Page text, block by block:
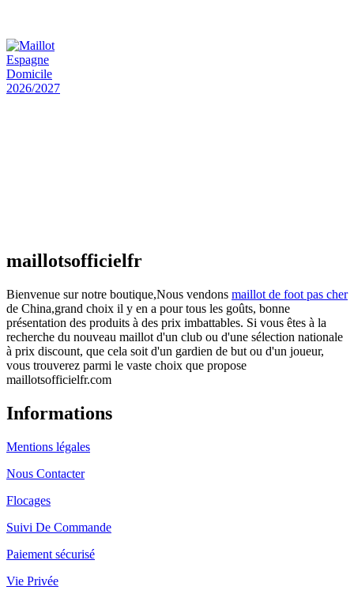
maillotsofficielfr
Bienvenue sur notre boutique,Nous vendons maillot de foot pas cher
de China,grand choix il y en a pour tous les goûts, bonne
présentation des produits à des prix imbattables. Si vous êtes à la
recherche du nouveau maillot d'un club ou d'une sélection nationale
à prix discount, que cela soit d'un gardien de but ou d'un joueur,
vous trouverez parmi le vaste choix que propose
maillotsofficielfr.com
Informations
Mentions légales
Nous Contacter
Flocages
Suivi De Commande
Paiement sécurisé
Vie Privée